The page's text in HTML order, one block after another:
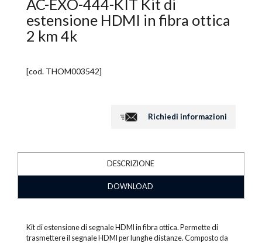
AC-EXO-444-KIT Kit di
estensione HDMI in fibra ottica
2 km 4k
[cod. THOM003542]
Richiedi informazioni
DESCRIZIONE
DOWNLOAD
Kit di estensione di segnale HDMI in fibra ottica. Permette di
trasmettere il segnale HDMI per lunghe distanze. Composto da